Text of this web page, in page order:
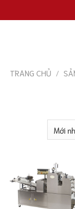
đến
TRANG CHỦ /